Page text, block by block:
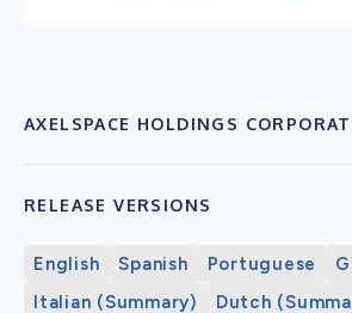
AXELSPACE HOLDINGS
RELEASE VERSIONS
English Spanish Portuguese
Italian (Summary)
Dutch